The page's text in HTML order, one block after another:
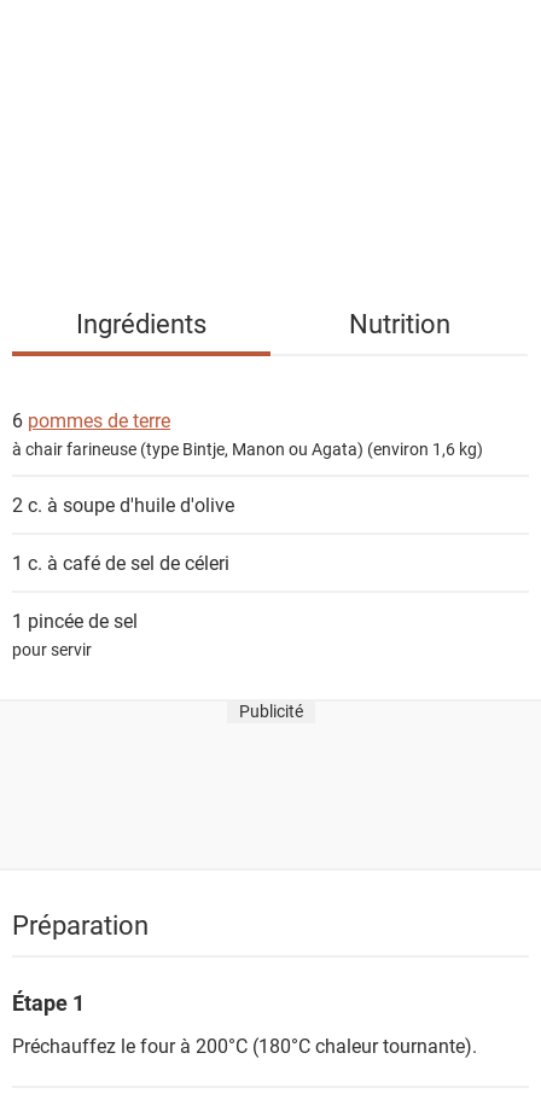
i
e
n
s
Ingrédients Nutrition
6 pommes de terre
à chair farineuse (type Bintje, Manon ou Agata) (environ 1,6 kg)
2 c. à souped'huile d'olive
1 c. à café desel de céleri
1 pincée desel
pour servir
Publicité
Préparation
Étape 1
Préchauffez le four à 200°C (180°C chaleur tournante).